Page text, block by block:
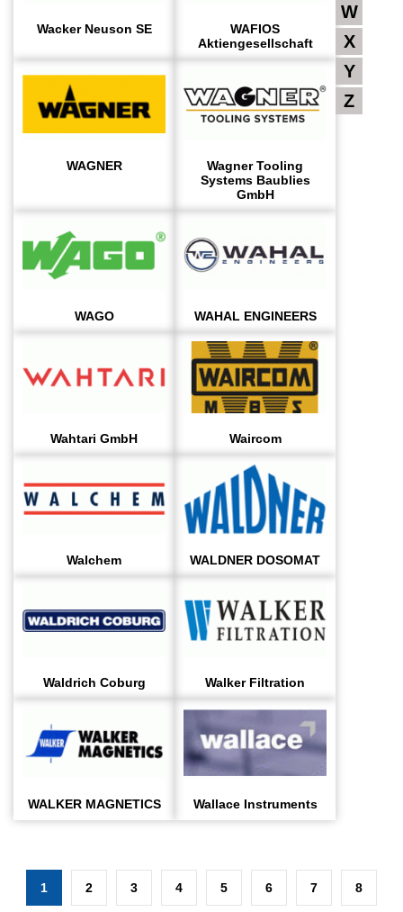
Wacker Neuson SE
WAFIOS
Aktiengesellschaft
WAGNER
Wagner Tooling
Systems Baublies
GmbH
WAGO WAHAL ENGINEERS
Wahtari GmbH Waircom
Walchem WALDNER DOSOMAT
Waldrich Coburg Walker Filtration
WALKER MAGNETICS Wallace Instruments
W
X
Y
Z
1 2 3 4 5 6 7 8